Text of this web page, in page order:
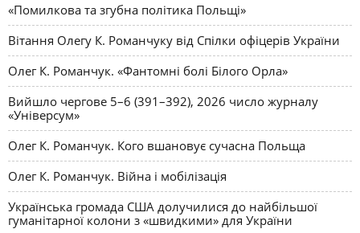
«Помилкова та згубна політика Польщі»
Вітання Олегу К. Романчуку від Спілки офіцерів України
Олег К. Романчук. «Фантомні болі Білого Орла»
Вийшло чергове 5–6 (391–392), 2026 число журналу
«Універсум»
Олег К. Романчук. Кого вшановує сучасна Польща
Олег К. Романчук. Війна і мобілізація
Українська громада США долучилися до найбільшої
гуманітарної колони з «швидкими» для України